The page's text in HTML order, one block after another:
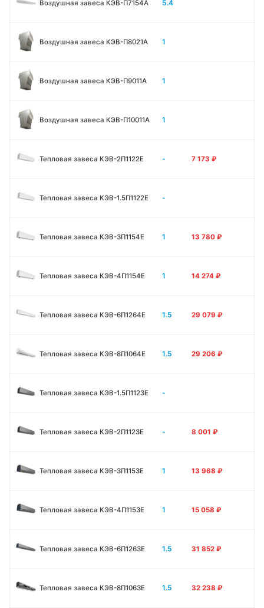
Воздушная завеса КЭВ-П7154A 5.4
Воздушная завеса КЭВ-П8021A 1
Воздушная завеса КЭВ-П9011A 1
Воздушная завеса КЭВ-П10011A 1
Тепловая завеса КЭВ-2П1122E - 7 173 ₽
Тепловая завеса КЭВ-1.5П1122E -
Тепловая завеса КЭВ-3П1154E 1 13 780 ₽
Тепловая завеса КЭВ-4П1154E 1 14 274 ₽
Тепловая завеса КЭВ-6П1264E 1.5 29 079 ₽
Тепловая завеса КЭВ-8П1064E 1.5 29 206 ₽
Тепловая завеса КЭВ-1.5П1123E -
Тепловая завеса КЭВ-2П1123E - 8 001 ₽
Тепловая завеса КЭВ-3П1153E 1 13 968 ₽
Тепловая завеса КЭВ-4П1153E 1 15 058 ₽
Тепловая завеса КЭВ-6П1263E 1.5 31 852 ₽
Тепловая завеса КЭВ-8П1063E 1.5 32 238 ₽